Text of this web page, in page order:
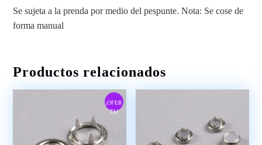
Se sujeta a la prenda por medio del pespunte. Nota: Se cose de
forma manual
Productos relacionados
¡OFER
TA!